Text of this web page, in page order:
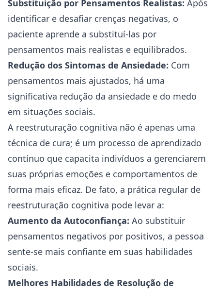
Substituição por Pensamentos Realistas: Após
identificar e desafiar crenças negativas, o
paciente aprende a substituí-las por
pensamentos mais realistas e equilibrados.
Redução dos Sintomas de Ansiedade: Com
pensamentos mais ajustados, há uma
significativa redução da ansiedade e do medo
em situações sociais.
A reestruturação cognitiva não é apenas uma
técnica de cura; é um processo de aprendizado
contínuo que capacita indivíduos a gerenciarem
suas próprias emoções e comportamentos de
forma mais eficaz. De fato, a prática regular de
reestruturação cognitiva pode levar a:
Aumento da Autoconfiança: Ao substituir
pensamentos negativos por positivos, a pessoa
sente-se mais confiante em suas habilidades
sociais.
Melhores Habilidades de Resolução de